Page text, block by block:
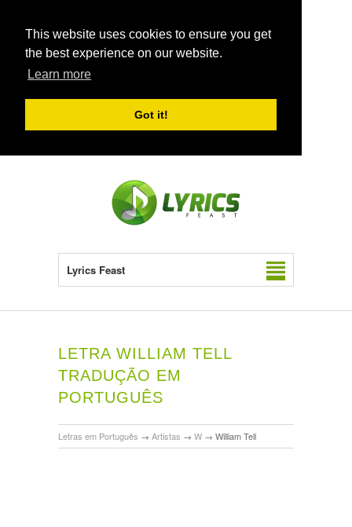
This website uses cookies to ensure you get
the best experience on our website.
Learn more
Got it!
Lyrics Feast
LETRA WILLIAM TELL
TRADUÇÃO EM
PORTUGUÊS
Letras em Português → Artistas → W → William Tell